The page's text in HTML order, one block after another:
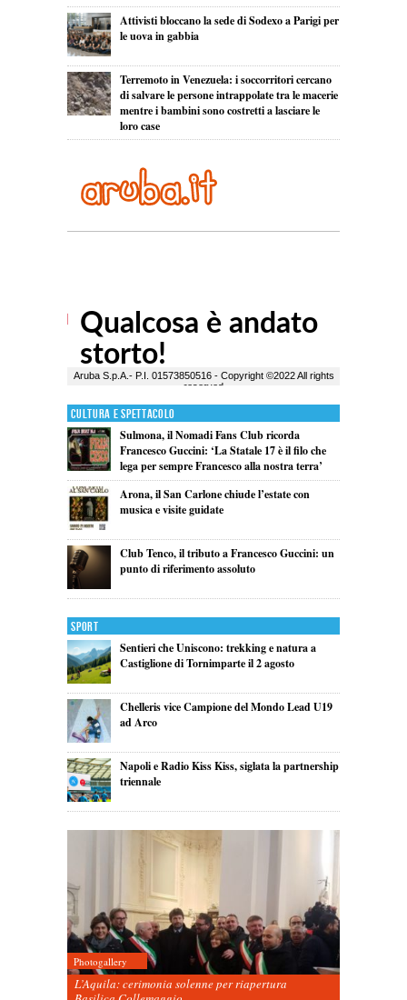
Attivisti bloccano la sede di Sodexo a Parigi per
le uova in gabbia
Terremoto in Venezuela: i soccorritori cercano
di salvare le persone intrappolate tra le macerie
mentre i bambini sono costretti a lasciare le
loro case
Cultura e Spettacolo
Sulmona, il Nomadi Fans Club ricorda
Francesco Guccini: ‘La Statale 17 è il filo che
lega per sempre Francesco alla nostra terra’
Arona, il San Carlone chiude l’estate con
musica e visite guidate
Club Tenco, il tributo a Francesco Guccini: un
punto di riferimento assoluto
Sport
Sentieri che Uniscono: trekking e natura a
Castiglione di Tornimparte il 2 agosto
Chelleris vice Campione del Mondo Lead U19
ad Arco
Napoli e Radio Kiss Kiss, siglata la partnership
triennale
Photogallery
L’Aquila: cerimonia solenne per riapertura